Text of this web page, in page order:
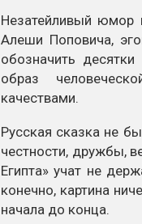
Незатейливый юмор
Алеши Поповича,
обозначить
образ
качествами.
Русская сказка не
честности, дружбы,
Египта» учат не
конечно, картина
начала до конца.